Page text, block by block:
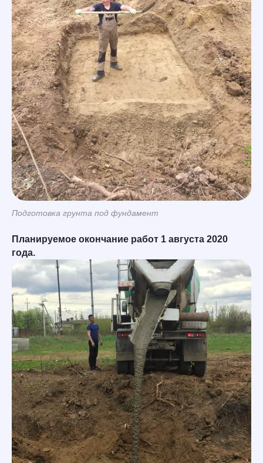
Подготовка грунта под фундамент
Планируемое окончание работ 1 августа 2020
года.